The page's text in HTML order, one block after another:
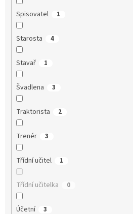
Spisovatel 1
Starosta 4
Stavař 1
Švadlena 3
Traktorista 2
Trenér 3
Třídní učitel 1
Třídní učitelka 0
Účetní 3